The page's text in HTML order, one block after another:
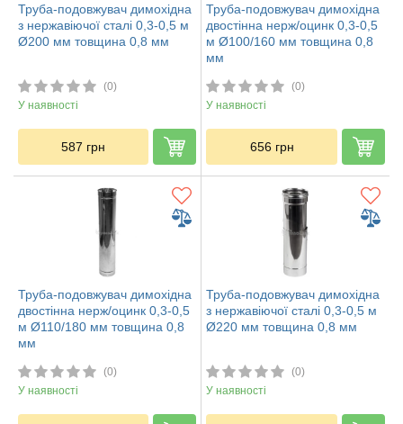
Труба-подовжувач димохідна
з нержавіючої сталі 0,3-0,5 м
Ø200 мм товщина 0,8 мм
(0)
У наявності
587 грн
Труба-подовжувач димохідна
двостінна нерж/оцинк 0,3-0,5
м Ø100/160 мм товщина 0,8
мм
(0)
У наявності
656 грн
Труба-подовжувач димохідна
двостінна нерж/оцинк 0,3-0,5
м Ø110/180 мм товщина 0,8
мм
(0)
У наявності
Труба-подовжувач димохідна
з нержавіючої сталі 0,3-0,5 м
Ø220 мм товщина 0,8 мм
(0)
У наявності